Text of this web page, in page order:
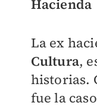
Hacienda
La ex
Cultura,
historias.
fue la